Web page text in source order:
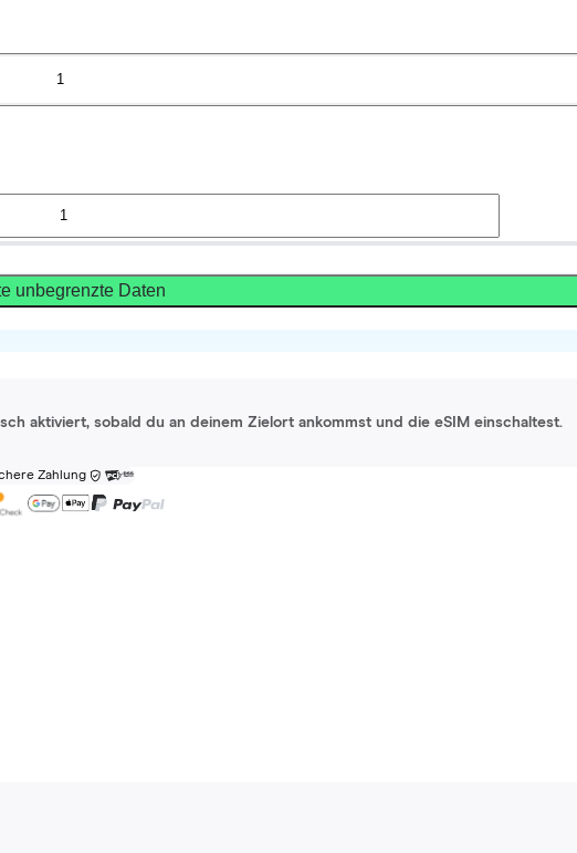
1
unbegrenzte Daten
aktiviert, sobald du an deinem Zielort ankommst und die eSIM einschaltest.
Zahlung